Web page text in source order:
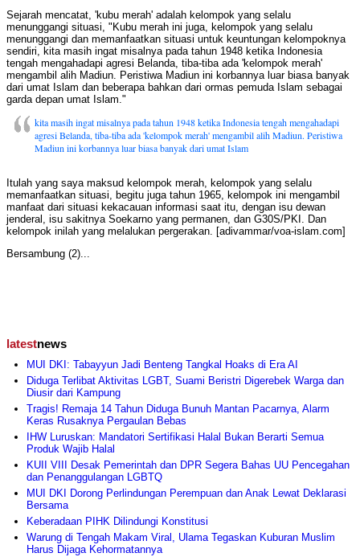
Sejarah mencatat, 'kubu merah' adalah kelompok yang selalu
menunggangi situasi, "Kubu merah ini juga, kelompok yang selalu
menunggangi dan memanfaatkan situasi untuk keuntungan kelompoknya
sendiri, kita masih ingat misalnya pada tahun 1948 ketika Indonesia
tengah mengahadapi agresi Belanda, tiba-tiba ada 'kelompok merah'
mengambil alih Madiun. Peristiwa Madiun ini korbannya luar biasa banyak
dari umat Islam dan beberapa bahkan dari ormas pemuda Islam sebagai
garda depan umat Islam."
kita masih ingat misalnya pada tahun 1948 ketika Indonesia tengah mengahadapi
agresi Belanda, tiba-tiba ada 'kelompok merah' mengambil alih Madiun. Peristiwa
Madiun ini korbannya luar biasa banyak dari umat Islam
Itulah yang saya maksud kelompok merah, kelompok yang selalu
memanfaatkan situasi, begitu juga tahun 1965, kelompok ini mengambil
manfaat dari situasi kekacauan informasi saat itu, dengan isu dewan
jenderal, isu sakitnya Soekarno yang permanen, dan G30S/PKI. Dan
kelompok inilah yang melalukan pergerakan. [adivammar/voa-islam.com]
Bersambung (2)...
latestnews
MUI DKI: Tabayyun Jadi Benteng Tangkal Hoaks di Era AI
Diduga Terlibat Aktivitas LGBT, Suami Beristri Digerebek Warga dan
Diusir dari Kampung
Tragis! Remaja 14 Tahun Diduga Bunuh Mantan Pacarnya, Alarm
Keras Rusaknya Pergaulan Bebas
IHW Luruskan: Mandatori Sertifikasi Halal Bukan Berarti Semua
Produk Wajib Halal
KUII VIII Desak Pemerintah dan DPR Segera Bahas UU Pencegahan
dan Penanggulangan LGBTQ
MUI DKI Dorong Perlindungan Perempuan dan Anak Lewat Deklarasi
Bersama
Keberadaan PIHK Dilindungi Konstitusi
Warung di Tengah Makam Viral, Ulama Tegaskan Kuburan Muslim
Harus Dijaga Kehormatannya